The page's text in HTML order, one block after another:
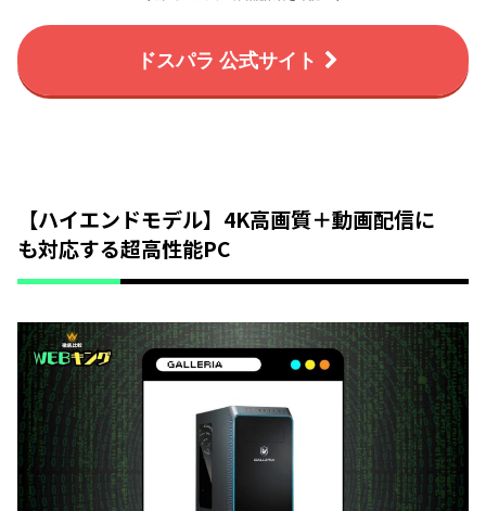
ドスパラ 公式サイト
【ハイエンドモデル】4K高画質＋動画配信に
も対応する超高性能PC